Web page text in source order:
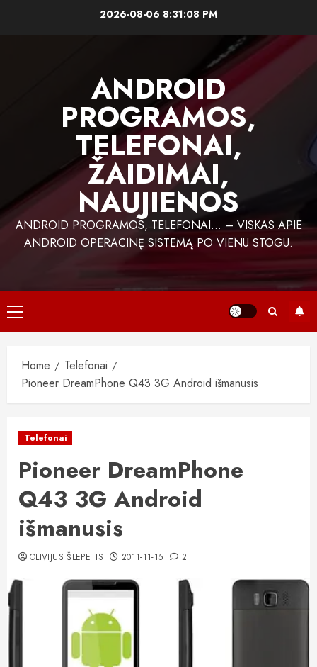
2026-08-06 8:31:09 PM
ANDROID
PROGRAMOS,
TELEFONAI,
ŽAIDIMAI,
NAUJIENOS
ANDROID PROGRAMOS, TELEFONAI… – VISKAS APIE
ANDROID OPERACINĘ SISTEMĄ PO VIENU STOGU.
Primary
Menu
Home
Telefonai
Pioneer DreamPhone Q43 3G Android išmanusis
Telefonai
Pioneer DreamPhone
Q43 3G Android
išmanusis
OLIVIJUS ŠLEPETIS 2011-11-15 2